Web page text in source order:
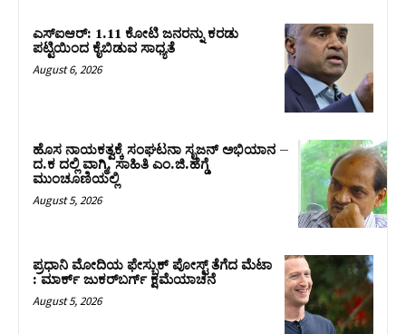
ಎಸ್‌ಐಆರ್‌: 1.11 ಕೋಟಿ ಜನರನ್ನು ಕರಡು
ಪಟ್ಟಿಯಿಂದ ಕೈಬಿಡುವ ಸಾಧ್ಯತೆ
August 6, 2026
ಹೊಸ ನಾಯಕತ್ವಕ್ಕೆ ಸಂಘಟನಾ ಸೃಜನ್ ಅಭಿಯಾನ –
ದ.ಕ ದಲ್ಲಿ ವಾಗ್ಮಿ, ಸಾಹಿತಿ ಎಂ.ಜಿ.ಹೆಗ್ಡೆ
ಮುಂಚೂಣಿಯಲ್ಲಿ
August 5, 2026
ಪ್ರಧಾನಿ ಮೋದಿಯ ಫೇಸ್ಬುಕ್‌ ಪೋಸ್ಟ್‌ ತೆಗೆದ ಮೆಟಾ
: ಮಾರ್ಕ್ ಜುಕರ್‌ಬರ್ಗ್ ಕ್ಷಮೆಯಾಚನೆ
August 5, 2026